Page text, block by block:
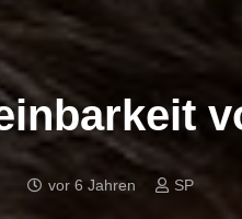
vor 6 Jahren SP